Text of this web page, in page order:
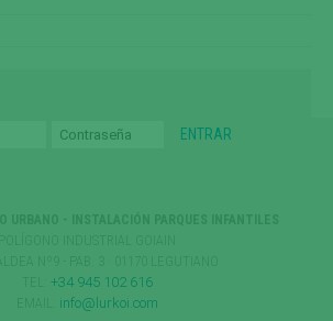
+34 945 102 616
info@lurkoi.com